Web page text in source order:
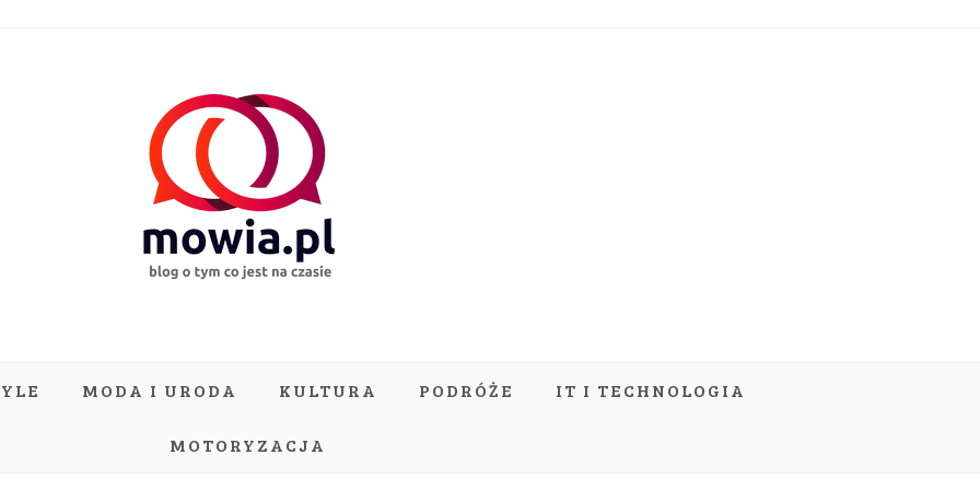
MODA I URODA KULTURA PODRÓŻE IT I TECHNOLOGIA
MOTORYZACJA